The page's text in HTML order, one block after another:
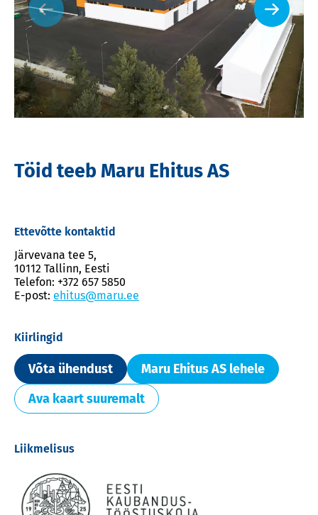
Töid teeb Maru Ehitus AS
Ettevõtte kontaktid
Järvevana tee 5,
10112 Tallinn, Eesti
Telefon: +372 657 5850
E-post: ehitus@maru.ee
Kiirlingid
Võta ühendust
Maru Ehitus AS lehele
Ava kaart suuremalt
Liikmelisus